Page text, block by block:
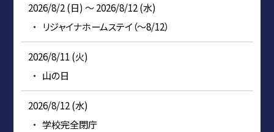
2026/8/2 (日) ～ 2026/8/12 (水)
リジャイナホームステイ（～8/12）
2026/8/11 (火)
山の日
2026/8/12 (水)
学校完全閉庁